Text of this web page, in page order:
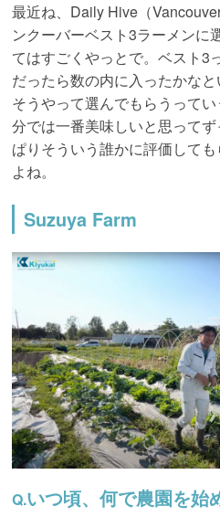
最近ね、Daily Hive（
ンクーバーベスト3ラーメンに
てはすごくやっとで。ベスト3
だったら数の内に入ったかな
そうやって選んでもらうって
分では一番美味しいと思って
ぱりそういう誰かに評価して
よね。
Suzuya Farm
Q.いつ頃、何で農園を始